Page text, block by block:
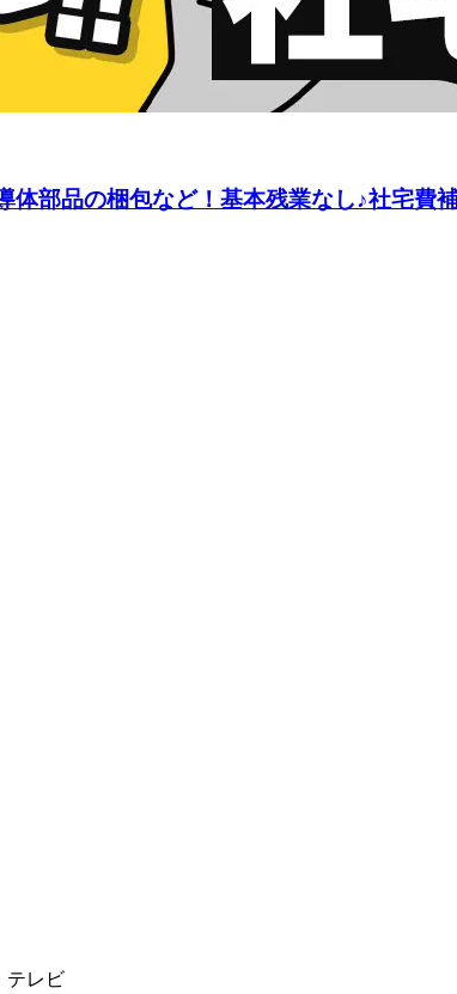
部品の梱包など！基本残業なし♪社宅費
レビ